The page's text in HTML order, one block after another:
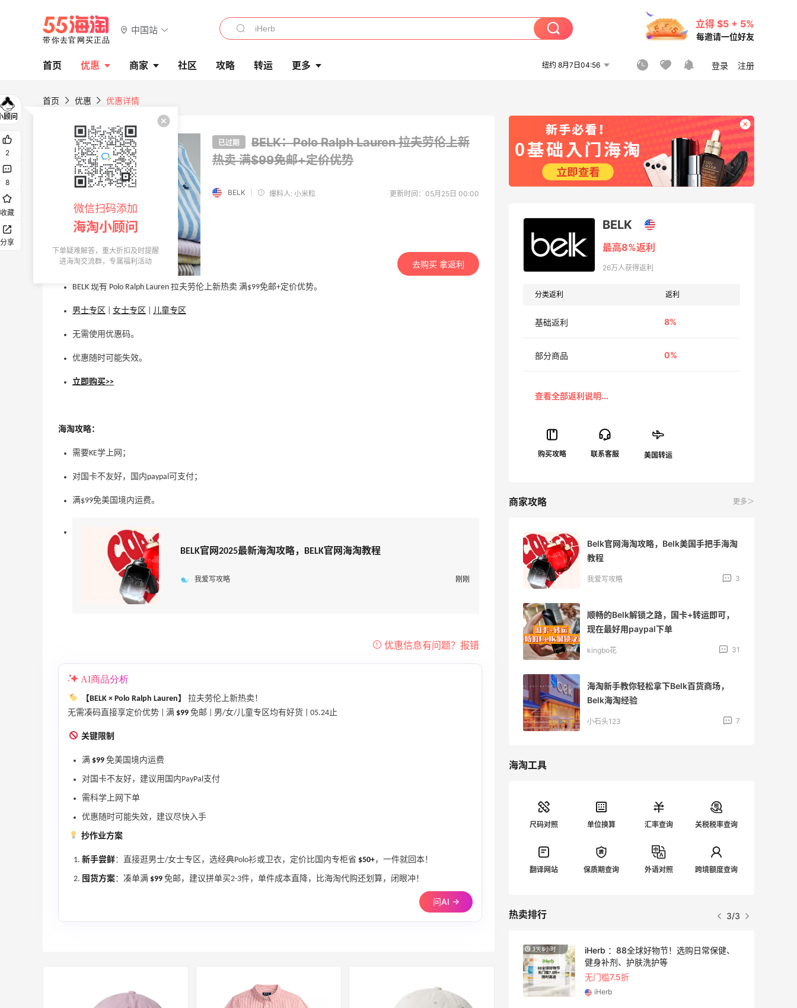
中国站
立得 $5 + 5%
每邀请一位好友
首页 优惠 商家 社区 攻略 转运 更多 纽约 8月7日04:56 登录 注册
首页 优惠 优惠详情
已过期
BELK：Polo Ralph Lauren 拉夫劳伦上新
热卖满$99免邮+定价优势
BELK 爆料人: 小米粒 更新时间：05月25日 00:00
去购买 拿返利
BELK 现有 Polo Ralph Lauren 拉夫劳伦上新热卖 满$99免邮+定价优势。
男士专区 女士专区 儿童专区
无需使用优惠码。
优惠随时可能失效。
立即购买>>
海淘攻略：
需要KE学上网；
对国卡不友好，国内paypal可支付；
满$99免美国境内运费。
BELK官网2025最新海淘攻略，BELK官网海淘教程
我爱写攻略 刚刚
AI商品分析
【BELK × Polo Ralph Lauren】
拉夫劳伦上新热卖！
无需凑码直接享定价优势 | 满 $99 免邮 | 男/女/儿童专区均有好货 | 05.24止
关键限制
满 $99 免美国境内运费
对国卡不友好，建议用国内PayPal支付
需科学上网下单
优惠随时可能失效，建议尽快入手
抄作业方案
新手尝鲜：直接逛男士/女士专区，选经典Polo衫或卫衣，定价比国内专柜省 $50+，一件就回本！
囤货方案：凑单满 $99 免邮，建议拼单买2-3件，单件成本直降，比海淘代购还划算，闭眼冲！
问AI →
BELK
最高8%返利
26万人获得返利
分类返利 返利
基础返利 8%
部分商品 0%
美国转运
商家攻略 更多＞
Belk官网海淘攻略，Belk美国手把手海淘
教程
Belk官网海淘攻略，Belk美国手把手海淘
教程
我爱写攻略 3
顺畅的Belk解锁之路，国卡+转运即可，
现在最好用paypal下单
kingbo花 31
海淘新手教你轻松拿下Belk百货商场，
Belk海淘经验
小石头123 7
海淘工具
尺码对照 单位换算 汇率查询 关税税率查询
翻译网站 保质期查询 外语对照 跨境额度查询
热卖排行 3/3
Bobbi Brown
3天8小时
iHerb ：88全球好物节！选购日常保健、
健身补剂、护肤洗护等
无门槛7.5折
iHerb
2
8
收藏
分享
微信扫码添加
海淘小顾问
下单疑难解答，重大折扣及时提醒
进海淘交流群，专属福利活动